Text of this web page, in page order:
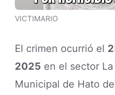
VICTIMARIO
El crimen ocurrió el
2025 en el sector
Municipal de Hato